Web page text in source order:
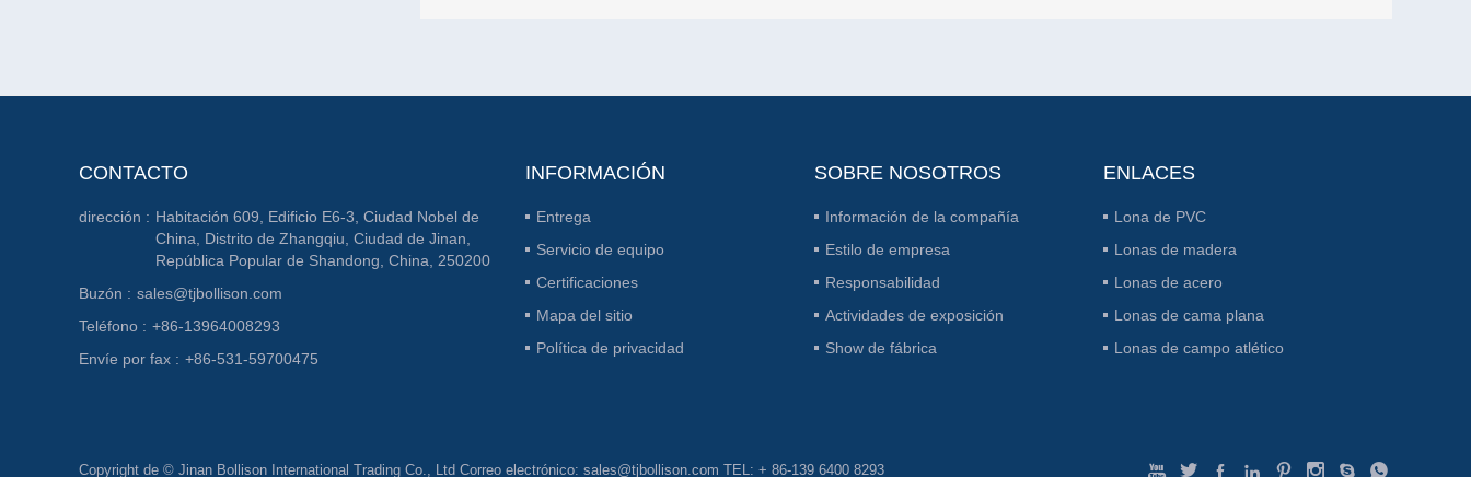
CONTACTO
dirección : Habitación 609, Edificio E6-3, Ciudad Nobel de
China, Distrito de Zhangqiu, Ciudad de Jinan,
República Popular de Shandong, China, 250200
Buzón : sales@tjbollison.com
Teléfono : +86-13964008293
Envíe por fax : +86-531-59700475
INFORMACIÓN
Entrega
Servicio de equipo
Certificaciones
Mapa del sitio
Política de privacidad
SOBRE NOSOTROS
Información de la compañía
Estilo de empresa
Responsabilidad
Actividades de exposición
Show de fábrica
ENLACES
Lona de PVC
Lonas de madera
Lonas de acero
Lonas de cama plana
Lonas de campo atlético
       
Copyright de © Jinan Bollison International Trading Co., Ltd Correo electrónico: sales@tjbollison.com TEL: + 86-139 6400 8293